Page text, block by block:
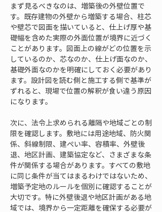
まず見るべきなのは、増築後の外壁位置で
す。既存建物の外壁から増築する場合、柱芯
や壁芯で図面を描いていると、仕上げ厚や基
礎幅を含めた実際の外面位置が境界に近づく
ことがあります。図面上の線がどの位置を示
しているのか、芯なのか、仕上げ面なのか、
基礎外面なのかを明確にしておく必要があり
ます。設計図を読む側と施工する側で基準が
ずれると、現場で位置の解釈が食い違う原因
になります。
次に、法令上求められる離隔や地域ごとの制
限を確認します。敷地には用途地域、防火関
係、斜線制限、建ぺい率、容積率、外壁後
退、地区計画、建築協定など、さまざまな条
件が関係する場合があります。すべての敷地
に同じ条件が当てはまるわけではないため、
増築予定地のルールを個別に確認することが
大切です。特に外壁後退や地区計画がある地
域では、境界から一定距離を確保する必要が